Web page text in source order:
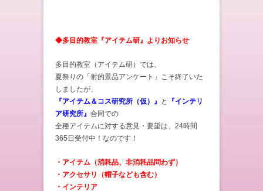
◆多目的教室『アイテム研』よりお知らせ
多目的教室（アイテム研）では、
夏祭りの「射的景品アンケート」こそ終了いた
しましたが、
『アイテム＆コス研究所（仮）』 と
『インテリ
ア研究所』 合同での
全種アイテムに対する意見・要望は、24時間
365日受付中！なのです！
・アイテム（消耗品、非消耗品問わず）
・アクセサリ（帽子なども含む）
・インテリア